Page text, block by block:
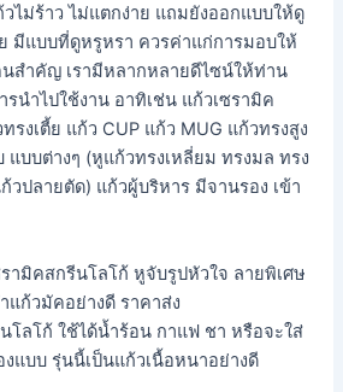
วไม่ร้าว ไม่แตกง่าย แถมยังออกแบบให้ดู
มีแบบที่ดูหรูหรา ควรค่าแก่การมอบให้
สำคัญ เรามีหลากหลายดีไซน์ให้ท่าน
รนำไปใช้งาน อาทิเช่น แก้วเซรามิค
รงเตี้ย แก้ว CUP แก้ว MUG แก้วทรงสูง
บบต่างๆ (หูแก้วทรงเหลี่ยม ทรงมล ทรง
วปลายตัด) แก้วผู้บริหาร มีจานรอง เข้า
โลโก้ ใช้ได้น้ำร้อน กาแฟ ชา หรือจะใส่
งแบบ รุ่นนี้เป็นแก้วเนื้อหนาอย่างดี